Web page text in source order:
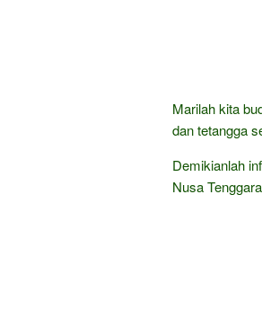
Marilah kita
dan tetangga
Demikianlah
Nusa